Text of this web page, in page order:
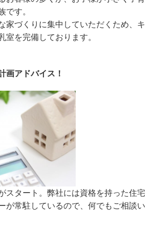
です。
家づくりに集中していただくため、キ
室を完備しております。
画アドバイス！
スタート。弊社には資格を持った住宅
が常駐しているので、何でもご相談い